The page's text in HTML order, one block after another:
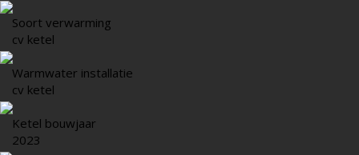
Soort verwarming
cv ketel
Warmwater installatie
cv ketel
Ketel bouwjaar
2023